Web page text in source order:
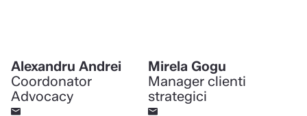
Alexandru Andrei
Coordonator
Advocacy
Mirela Gogu
Manager clienti
strategici